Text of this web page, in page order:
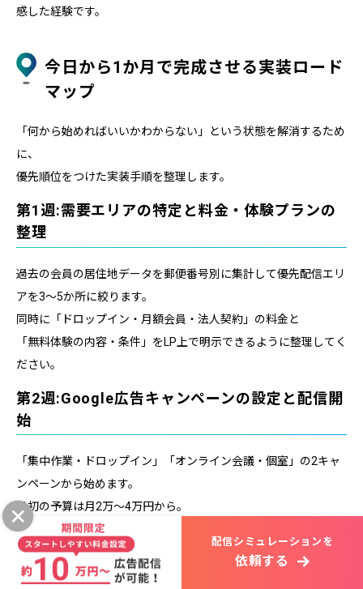
感した経験です。
今日から1か月で完成させる実装ロード
マップ
「何から始めればいいかわからない」という状態を解消するため
に、
優先順位をつけた実装手順を整理します。
第1週:需要エリアの特定と料金・体験プランの
整理
過去の会員の居住地データを郵便番号別に集計して優先配信エリ
アを3〜5か所に絞ります。
同時に「ドロップイン・月額会員・法人契約」の料金と
「無料体験の内容・条件」をLP上で明示できるように整理してく
ださい。
第2週:Google広告キャンペーンの設定と配信開
始
「集中作業・ドロップイン」「オンライン会議・個室」の2キャ
ンペーンから始めます。
最初の予算は月2万〜4万円から。
住宅地居住者への平日朝(7〜9時)・夜(20〜23時)配信を設定して
ください。
第3週:LINE公式アカウントの整備と体験予約フ
配信シミュレーションを
依頼する